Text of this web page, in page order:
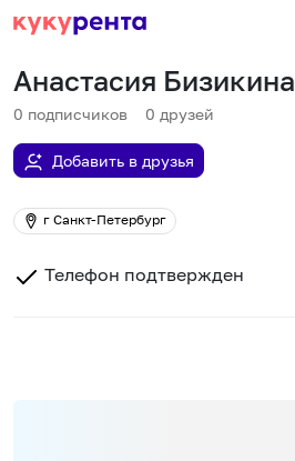
Анастасия Бизикина
0 подписчиков 0 друзей
Добавить в друзья
г Санкт-Петербург
Телефон подтвержден